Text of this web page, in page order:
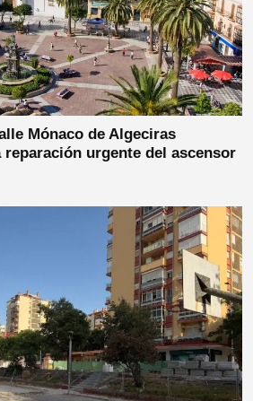
Mónaco de Algeciras
reparación urgente del ascensor